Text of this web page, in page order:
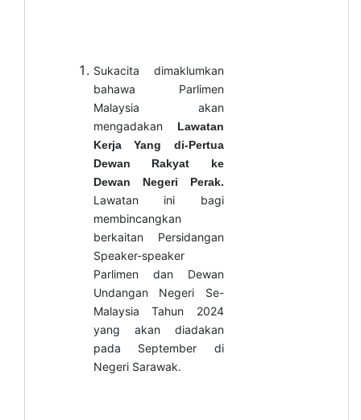
Sukacita dimaklumkan
bahawa Parlimen
Malaysia akan
mengadakan
Lawatan
Kerja Yang di-Pertua
Dewan Rakyat ke
Dewan Negeri Perak.
Lawatan ini bagi
membincangkan
berkaitan Persidangan
Speaker-speaker
Parlimen dan Dewan
Undangan Negeri Se-
Malaysia Tahun 2024
yang akan diadakan
pada September di
Negeri Sarawak.